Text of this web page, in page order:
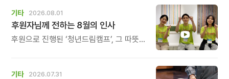
기타 2026.08.01
후원자님께 전하는 8월의 인사
후원으로 진행된 ‘청년드림캠프’, 그 따뜻한
기타 2026.07.31